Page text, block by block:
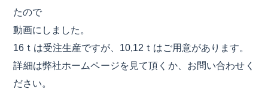
たので
動画にしました。
16ｔは受注生産ですが、10,12ｔはご用意があります。
詳細は弊社ホームページを見て頂くか、お問い合わせく
ださい。